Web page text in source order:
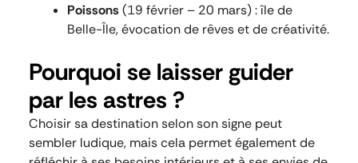
Poissons (19 février – 20 mars) : île de
Belle-Île, évocation de rêves et de créativité.
Pourquoi se laisser guider
par les astres ?
Choisir sa destination selon son signe peut
sembler ludique, mais cela permet également de